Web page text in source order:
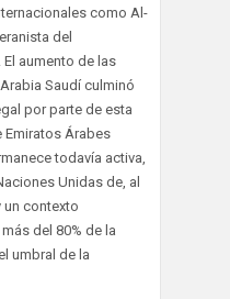
como Al-
del
. El aumento de las
Saudí culminó
por parte de esta
Emiratos Árabes
todavía activa,
Unidas de, al
un contexto
del 80% de la
umbral de la